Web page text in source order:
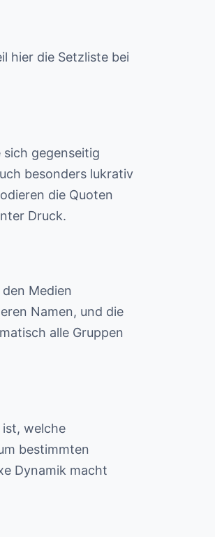
hier die Setzliste bei
gegenseitig
besonders lukrativ
die Quoten
Druck.
Medien
Namen, und die
alle Gruppen
welche
bestimmten
Dynamik macht